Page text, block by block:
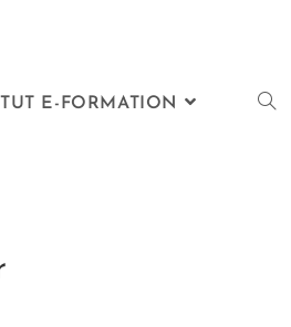
E-FORMATION